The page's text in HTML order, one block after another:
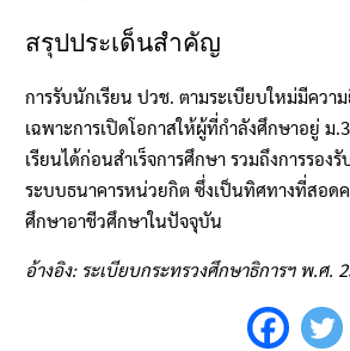
สรุปประเด็นสำคัญ
การรับนักเรียน ปวช. ตามระเบียบใหม่มีควา
เฉพาะการเปิดโอกาสให้ผู้ที่กำลังศึกษาอยู่ ม
เรียนได้ก่อนสำเร็จการศึกษา รวมถึงการรอง
ระบบธนาคารหน่วยกิต ซึ่งเป็นทิศทางที่สอด
ศึกษาอาชีวศึกษาในปัจจุบัน
อ้างอิง: ระเบียบกระทรวงศึกษาธิการฯ พ.ศ.